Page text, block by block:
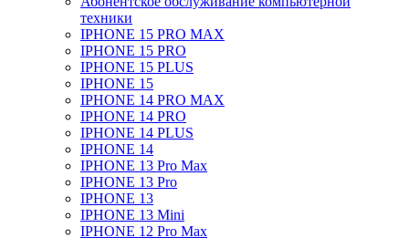
техники
IPHONE 15 PRO MAX
IPHONE 15 PRO
IPHONE 15 PLUS
IPHONE 15
IPHONE 14 PRO MAX
IPHONE 14 PRO
IPHONE 14 PLUS
IPHONE 14
IPHONE 13 Pro Max
IPHONE 13 Pro
IPHONE 13
IPHONE 13 Mini
IPHONE 12 Pro Max